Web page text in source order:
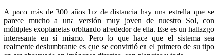
A poco más de 300 años luz de distancia hay una estrella que se
parece mucho a una versión muy joven de nuestro Sol, con
múltiples exoplanetas orbitando alrededor de ella. Ese es un hallazgo
interesante en sí mismo. Pero lo que hace que el sistema sea
realmente deslumbrante es que se convirtió en el primero de su tipo